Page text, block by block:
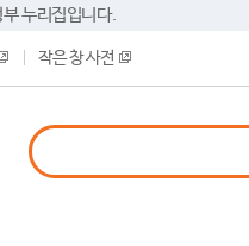
누리집입니다.
작은 창 사전